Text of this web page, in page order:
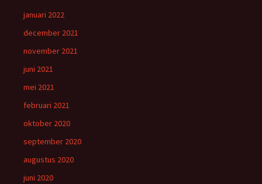
januari 2022
december 2021
november 2021
juni 2021
mei 2021
februari 2021
oktober 2020
september 2020
augustus 2020
juni 2020